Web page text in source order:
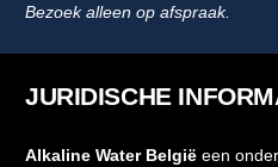
Bezoek alleen op afspraak.
JURIDISCHE
Alkaline Water België een